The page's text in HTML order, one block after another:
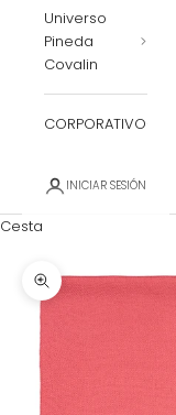
Universo
Pineda
Covalin
CORPORATIVO
INICIAR SESIÓN
Cesta
Zoom